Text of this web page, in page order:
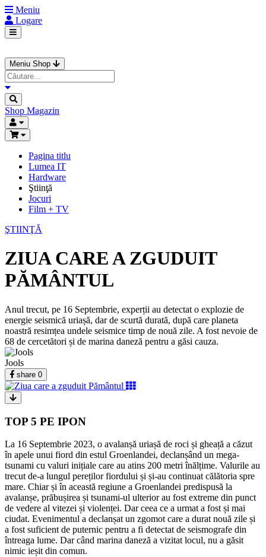
Meniu
Logare
Meniu Shop
Shop Magazin
Pagina titlu
Lumea IT
Hardware
Ştiinţă
Jocuri
Film + TV
ŞTIINŢĂ
ZIUA CARE A ZGUDUIT
PĂMÂNTUL
Anul trecut, pe 16 Septembrie, experții au detectat o explozie de
energie seismică uriașă, dar de scurtă durată, după care planeta
noastră resimțea undele seismice timp de nouă zile. A fost nevoie de
68 de cercetători și de marina daneză pentru a găsi cauza.
Jools
share 0
TOP 5 PE IPON
La 16 Septembrie 2023, o avalanșă uriașă de roci și gheață a căzut
în apele unui fiord din estul Groenlandei, declanșând un mega-
tsunami cu valuri inițiale care au atins 200 metri înălțime. Valurile au
trecut de-a lungul pereților fiordului și și-au continuat călătoria spre
mare. Chiar și în această regiune a Groenlandei predispusă la
avalanșe, prăbușirea și tsunami-ul ulterior au fost extreme din punct
de vedere al vitezei și violenței. Dar ceea ce a urmat a fost și mai
ciudat. Evenimentul a declanșat un zgomot care a durat nouă zile și
a fost suficient de puternic pentru a fi detectat de seismografe din
întreaga lume. Dar când marina daneză a vizitat locul, nu a găsit
nimic ieșit din comun.